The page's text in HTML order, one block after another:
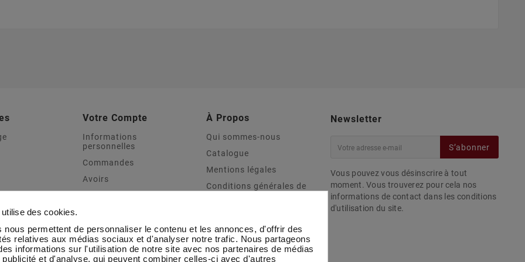
Votre Compte
Informations
personnelles
Commandes
Avoirs
Mes alertes
À Propos
Qui sommes-nous
Catalogue
Mentions légales
Conditions générales de
Contactez-nous
Blog CMC Trophées
Newsletter
S’abonner
Vous pouvez vous désinscrire à tout
moment. Vous trouverez pour cela nos
informations de contact dans les conditions
d'utilisation du site.
des cookies.
nous permettent de personnaliser le contenu et les annonces, d'offrir des
relatives aux médias sociaux et d'analyser notre trafic. Nous partageons
informations sur l'utilisation de notre site avec nos partenaires de médias
et d'analyse, qui peuvent combiner celles-ci avec d'autres